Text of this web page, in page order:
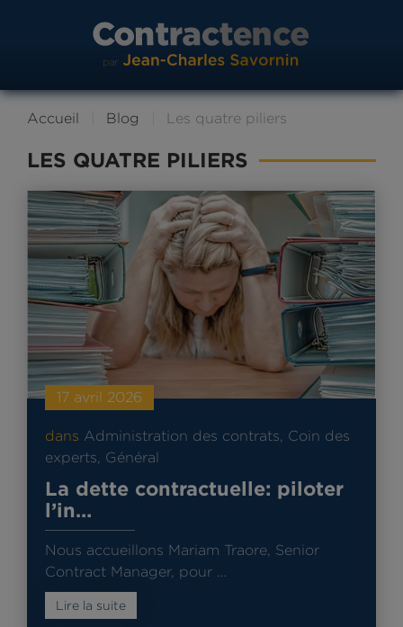
Accueil Blog Les quatre piliers
LES QUATRE PILIERS
17 avril 2026
dans Administration des contrats, Coin des
experts, Général
La dette contractuelle: piloter
l’in…
Nous accueillons Mariam Traore, Senior
Contract Manager, pour …
Lire la suite